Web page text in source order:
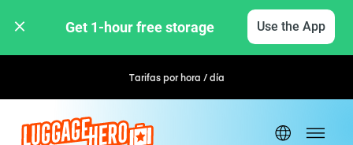
Get 1-hour free storage Use the App
Tarifas por hora / día